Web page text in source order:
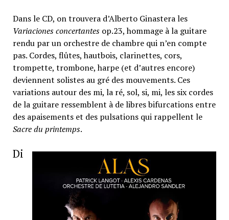
Dans le CD, on trouvera d’Alberto Ginastera les
Variaciones concertantesop.23, hommage à la guitare
rendu par un orchestre de chambre qui n’en compte
pas. Cordes, flûtes, hautbois, clarinettes, cors,
trompette, trombone, harpe (et d’autres encore)
deviennent solistes au gré des mouvements. Ces
variations autour des mi, la ré, sol, si, mi, les six cordes
de la guitare ressemblent à de libres bifurcations entre
des apaisements et des pulsations qui rappellent le
Sacre du printemps.
Di